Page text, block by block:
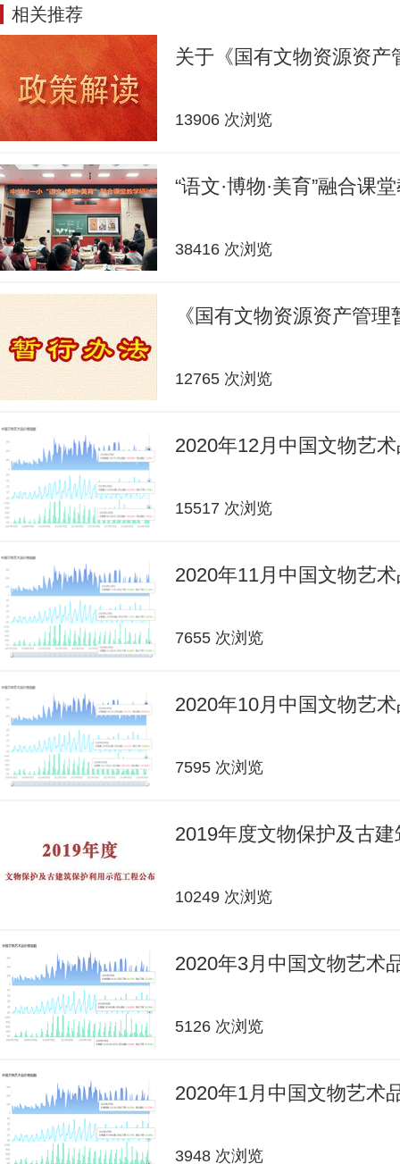
相关推荐
关于《国有文物资源资
13906 次浏览
“语文·博物·美育”融合课
38416 次浏览
《国有文物资源资产管
12765 次浏览
2020年12月中国文物艺
15517 次浏览
2020年11月中国文物艺
7655 次浏览
2020年10月中国文物艺
7595 次浏览
2019年度文物保护及古
10249 次浏览
2020年3月中国文物艺术
5126 次浏览
2020年1月中国文物艺术
3948 次浏览